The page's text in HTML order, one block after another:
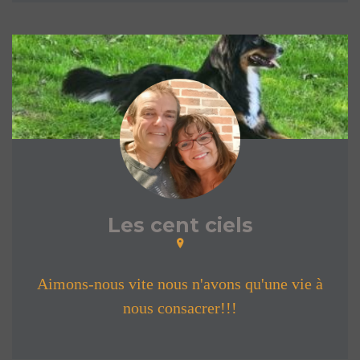
Les cent ciels
Aimons-nous vite nous n'avons qu'une vie à
nous consacrer!!!